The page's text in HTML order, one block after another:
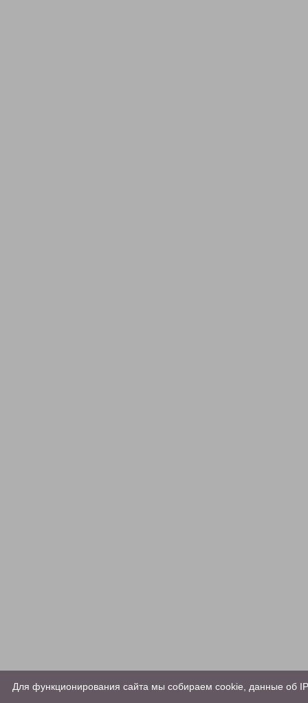
Для функционирования сайта мы собираем cookie, данные об